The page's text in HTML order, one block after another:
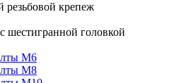
резьбовой крепеж
шестигранной головкой
М6
М8